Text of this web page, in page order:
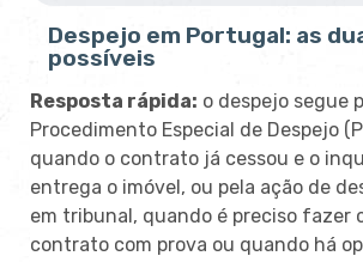
Despejo em Portugal: as
possíveis
Resposta rápida: o despejo segue
Procedimento Especial de Despejo
quando o contrato já cessou e o
entrega o imóvel, ou pela ação de
em tribunal, quando é preciso fazer
contrato com prova ou quando há